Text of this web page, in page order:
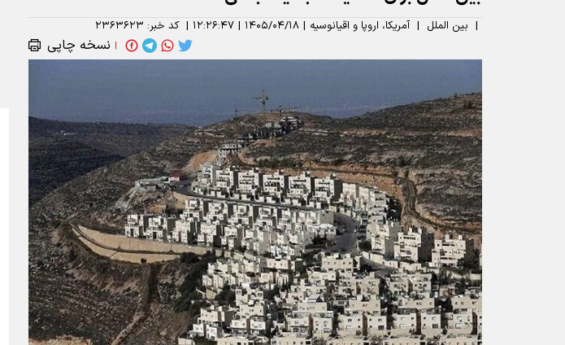
| بین الملل | آمریکا، اروپا و اقیانوسیه | ۱۴۰۵/۰۴/۱۸ | ۱۲:۲۶:۴۷ | کد خبر: ۲۳۶۳۶۲۳
| نسخه چاپی